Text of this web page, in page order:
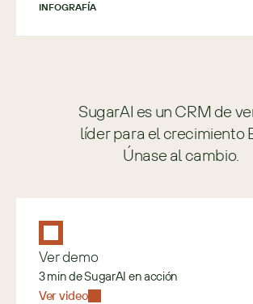
INFOGRAFÍA
SugarAI es un CRM de
líder para el crecimiento
Únase al cambio.
Ver demo
3 min de SugarAI en acción
Ver video